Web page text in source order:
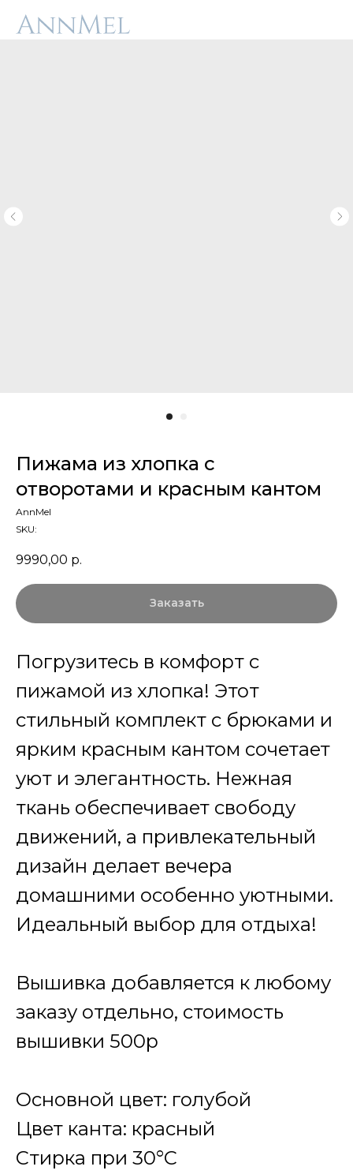
Пижама из хлопка с
отворотами и красным кантом
AnnMel
SKU:
9990,00 р.
Заказать
Погрузитесь в комфорт с
пижамой из хлопка! Этот
стильный комплект с брюками и
ярким красным кантом сочетает
уют и элегантность. Нежная
ткань обеспечивает свободу
движений, а привлекательный
дизайн делает вечера
домашними особенно уютными.
Идеальный выбор для отдыха!
Вышивка добавляется к любому
заказу отдельно, стоимость
вышивки 500р
Основной цвет: голубой
Цвет канта: красный
Cтирка при 30°C